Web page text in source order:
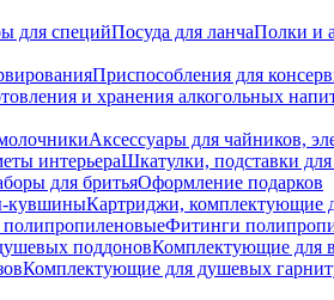
для специйПосуда для ланчаПолки и
Приспособления для
и хранения алкогольных
Аксессуары для чайников,
интерьераШкатулки, подставки
для бритьяОформление подарков
кувшиныКартриджи, комплектующие
Фитинги
поддоновКомплектующие для
Комплектующие для душевых